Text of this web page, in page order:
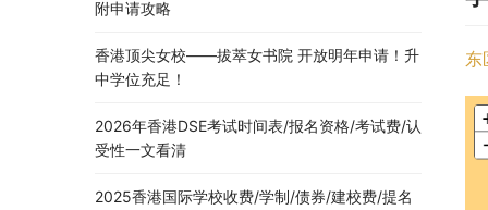
东
附申请攻略
香港顶尖女校——拔萃女书院 开放明年申请！升
中学位充足！
2026年香港DSE考试时间表/报名资格/考试费/认
受性一文看清
2025香港国际学校收费/学制/债券/建校费/提名